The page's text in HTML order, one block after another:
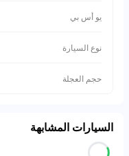
يو أس بي
نوع السيارة
حجم العجلة
السيارات المشابهة